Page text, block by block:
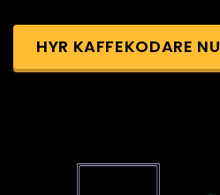
HYR KAFFEKODARE NU